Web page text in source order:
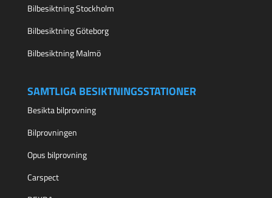
Bilbesiktning Stockholm
Bilbesiktning Göteborg
Bilbesiktning Malmö
SAMTLIGA BESIKTNINGSSTATIONER
Besikta bilprovning
Bilprovningen
Opus bilprovning
Carspect